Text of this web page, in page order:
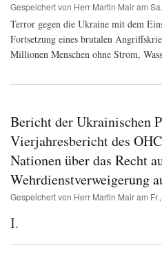
Gespeichert von Herr Martin Mairam
Terror gegen die Ukraine mit dem
Fortsetzung eines brutalen
Millionen Menschen ohne Strom,
Bericht der Ukrainischen
Vierjahresbericht des
Nationen über das Recht
Wehrdienstverweigerung
Gespeichert von Herr Martin Mairam
I.